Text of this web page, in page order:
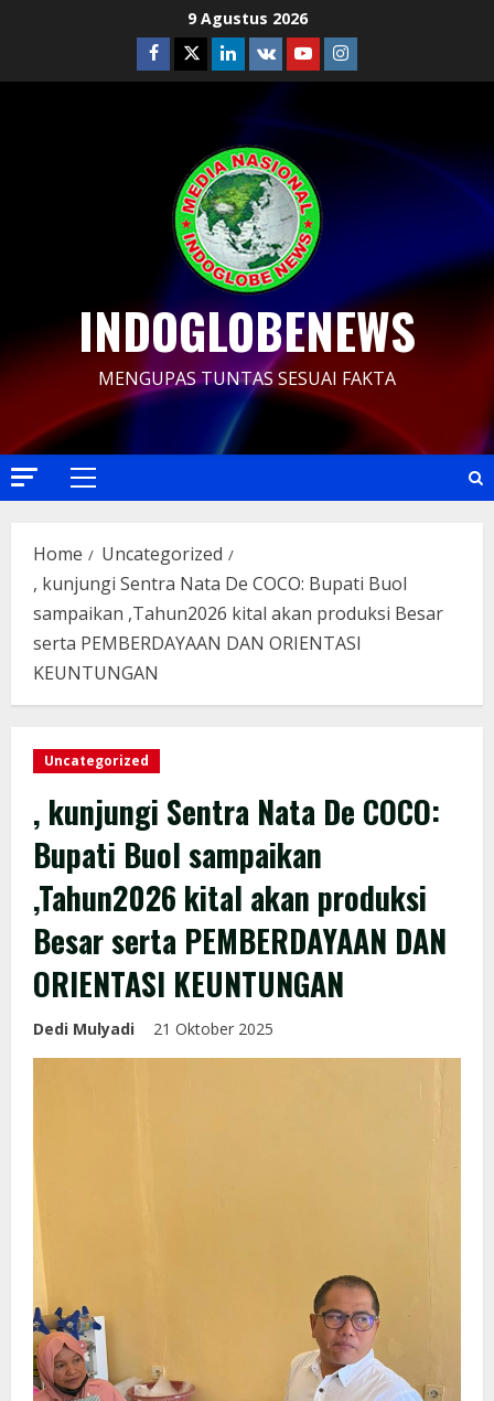
9 Agustus 2026
Facebook
TwitterLinkedin
VK YoutubeInstagram
INDOGLOBENEWS
MENGUPAS TUNTAS SESUAI FAKTA
Primary
Home
Uncategorized
, kunjungi Sentra Nata De COCO: Bupati Buol
sampaikan ,Tahun2026 kital akan produksi Besar
serta PEMBERDAYAAN DAN ORIENTASI
KEUNTUNGAN
Uncategorized
, kunjungi Sentra Nata De COCO:
Bupati Buol sampaikan
,Tahun2026 kital akan produksi
Besar serta PEMBERDAYAAN DAN
ORIENTASI KEUNTUNGAN
Dedi Mulyadi 21 Oktober 2025